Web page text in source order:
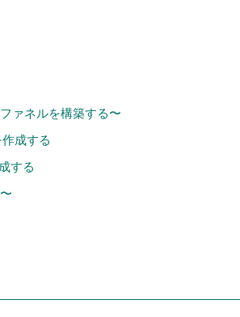
ァネルを構築する〜
成する
する